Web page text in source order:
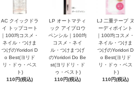
AC クイックドラ
イ トップコート
｜100均コスメ・
ネイル・つけま
つげのYoridori D
o Best(ヨリド
リ・ドゥ・ベス
ト)
110円(税込)
LP オートマティ
ック アイブロウ
ペンシル｜100均
コスメ・ネイ
ル・つけまつげ
のYoridori Do Be
st(ヨリドリ・ド
ゥ・ベスト)
110円(税込)
LJ 二重テープ ヌ
ーディポイント
｜100均コスメ・
ネイル・つけま
つげのYoridori D
o Best(ヨリド
リ・ドゥ・ベス
ト)
110円(税込)